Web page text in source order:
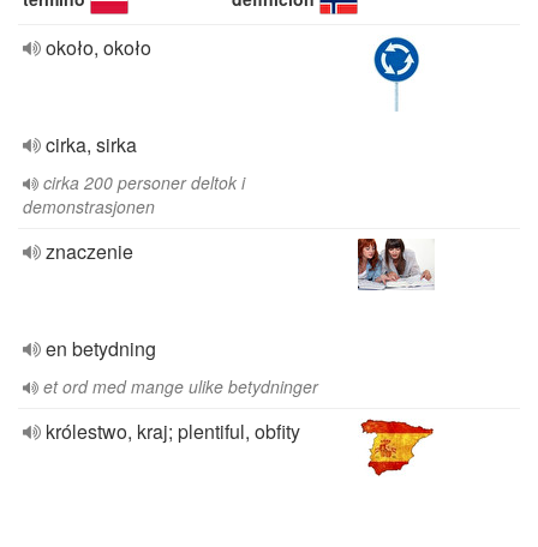
około, około
cirka, sirka
cirka 200 personer deltok i
demonstrasjonen
znaczenie
en betydning
et ord med mange ulike betydninger
królestwo, kraj; plentiful, obfity